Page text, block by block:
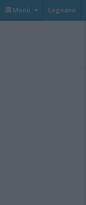
Menù Legnano